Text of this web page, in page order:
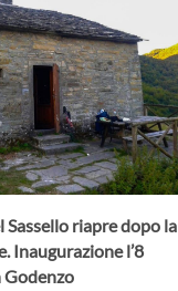
Sassello riapre dopo la
Inaugurazione l’8
Godenzo